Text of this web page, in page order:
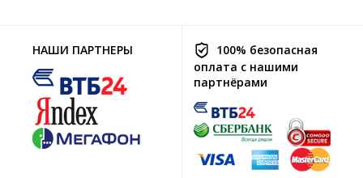
НАШИ ПАРТНЕРЫ
100% безопасная
оплата с нашими
партнёрами